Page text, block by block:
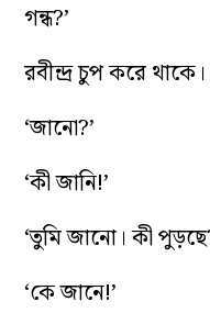
গন্ধ?’
রবীন্দ্র চুপ করে থাকে।
‘জানো?’
‘কী জানি!’
‘তুমি জানো। কী
‘কে জানে!’